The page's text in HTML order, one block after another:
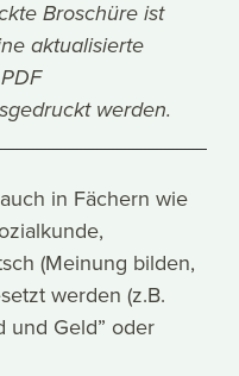
Broschüre ist
aktualisierte
werden.
in Fächern wie
(Meinung bilden,
werden (z.B.
und Geld” oder